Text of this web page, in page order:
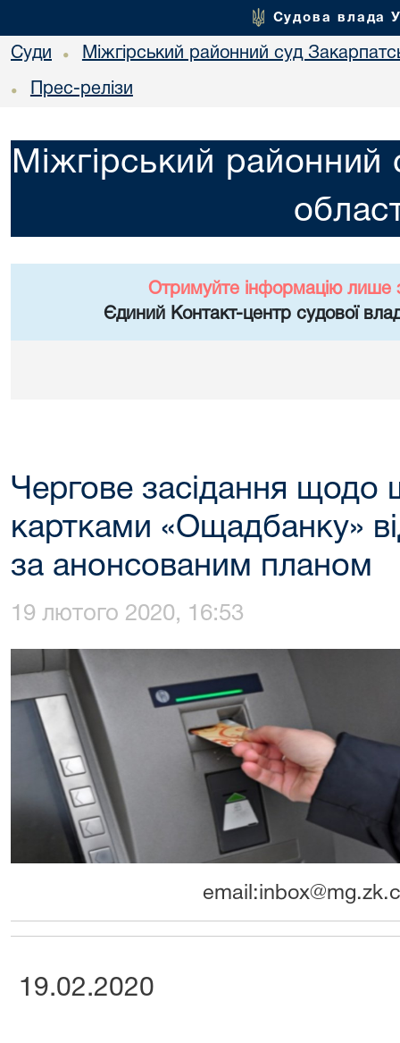
Судова влада
Суди • Міжгірський районний суд
• Прес-релізи
Міжгірський районний
Отримуйте інформацію лише
Єдиний Контакт-центр судової
Чергове засідання щодо
картками «Ощадбанку»
за анонсованим планом
19 лютого 2020, 16:53
19.02.2020